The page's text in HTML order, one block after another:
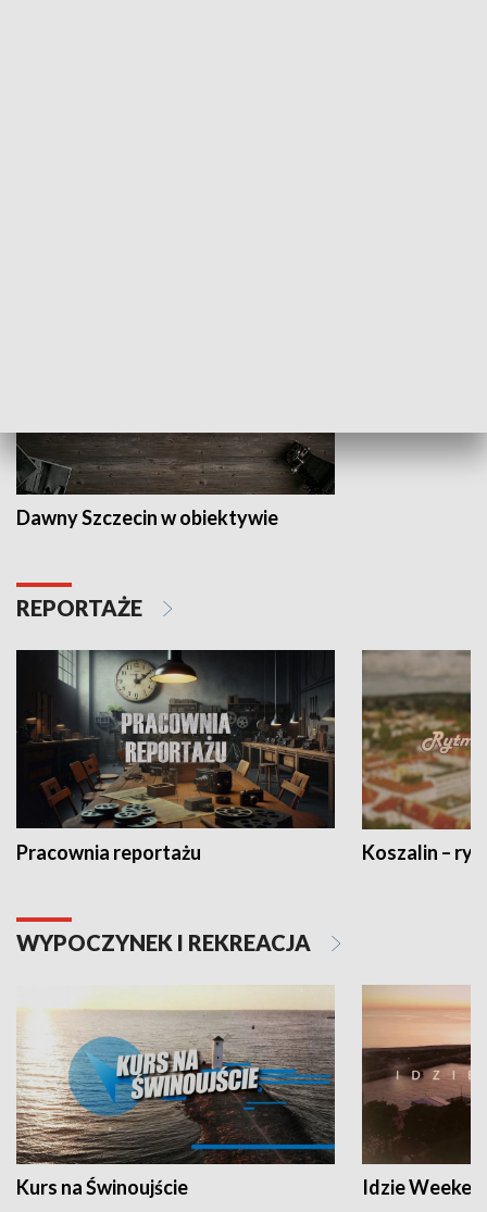
Dawny Szczecin w obiektywie
REPORTAŻE
Pracownia reportażu Koszalin –
WYPOCZYNEK I REKREACJA
Kurs na Świnoujście Idzie